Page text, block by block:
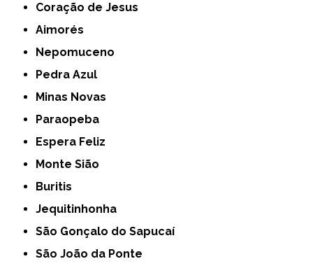
Coração de Jesus
Aimorés
Nepomuceno
Pedra Azul
Minas Novas
Paraopeba
Espera Feliz
Monte Sião
Buritis
Jequitinhonha
São Gonçalo do Sapucaí
São João da Ponte